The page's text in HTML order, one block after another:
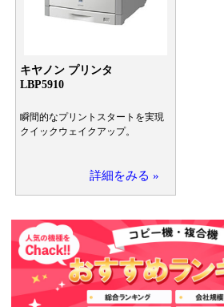
キヤノン プリンタ
LBP5910
瞬間的なプリントスタートを実現
クイックウェイクアップ。
詳細をみる »